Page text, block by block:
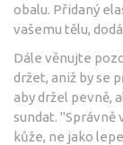
obalu. Přidaný
vašemu tělu,
Dále věnujte
držet, aniž by se
aby držel pevně,
sundat. "Správně
kůže, ne jako